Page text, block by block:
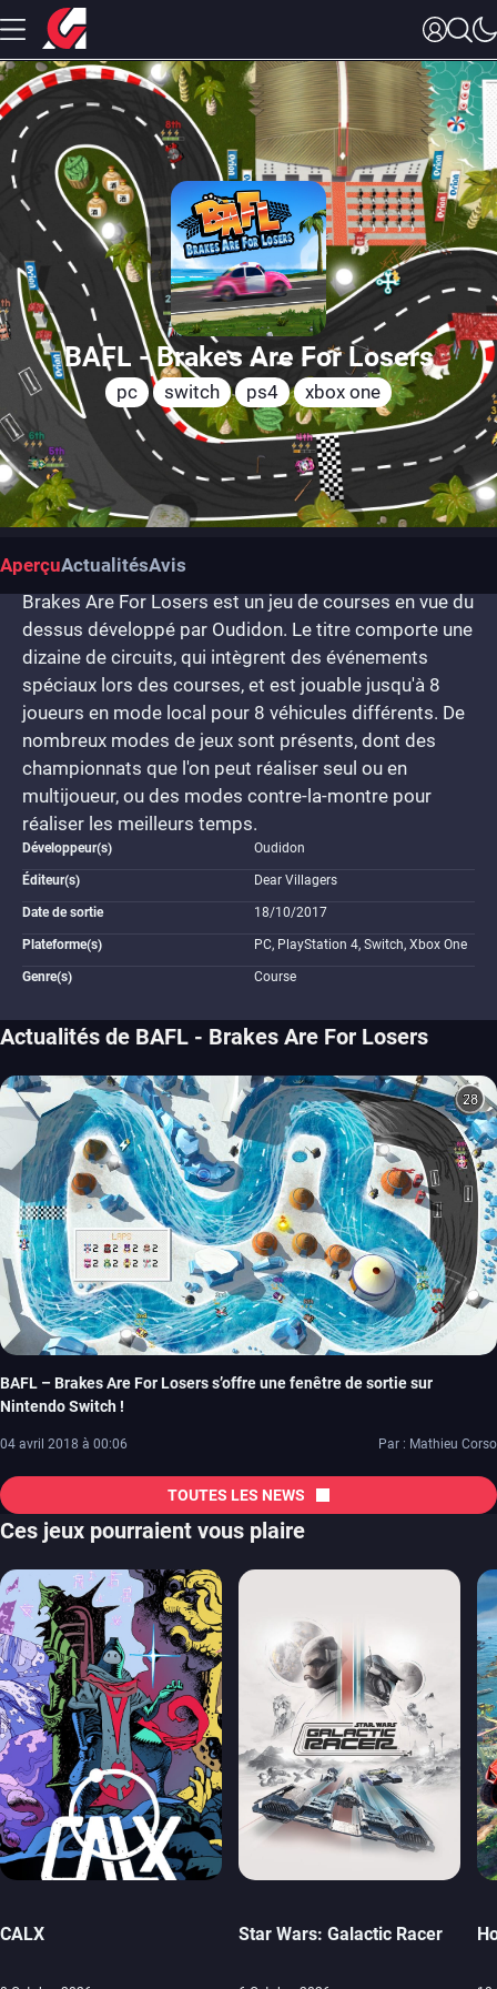
BAFL - Brakes Are For Losers
pc switch ps4 xbox one
AperçuActualitésAvis
Brakes Are For Losers est un jeu de courses en vue du
dessus développé par Oudidon. Le titre comporte une
dizaine de circuits, qui intègrent des événements
spéciaux lors des courses, et est jouable jusqu'à 8
joueurs en mode local pour 8 véhicules différents. De
nombreux modes de jeux sont présents, dont des
championnats que l'on peut réaliser seul ou en
multijoueur, ou des modes contre-la-montre pour
réaliser les meilleurs temps.
Développeur(s) Oudidon
Éditeur(s) Dear Villagers
Date de sortie 18/10/2017
Plateforme(s) PC, PlayStation 4, Switch, Xbox One
Genre(s) Course
Actualités de BAFL - Brakes Are For Losers
BAFL – Brakes Are For Losers s’offre une fenêtre de sortie sur
Nintendo Switch !
04 avril 2018 à 00:06 Par : Mathieu Corso
TOUTES LES NEWS
Ces jeux pourraient vous plaire
CALX Star Wars: Galactic Racer